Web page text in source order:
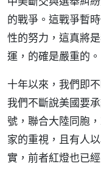
的戰爭。這戰爭暫
性的努力，這真將
運，的確是嚴重的。
十年以來，我們即
我們不斷說美國要
號，聯合大陸同胞
家的重視，且有人
實，前者紅燈也已